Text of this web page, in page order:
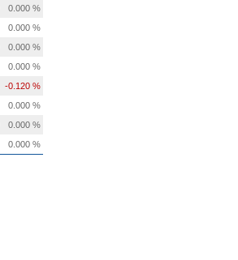
0.000 %
0.000 %
0.000 %
0.000 %
-0.120 %
0.000 %
0.000 %
0.000 %